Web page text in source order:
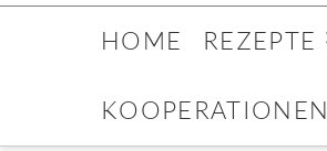
HOME REZEPTE
KOOPERATIONEN